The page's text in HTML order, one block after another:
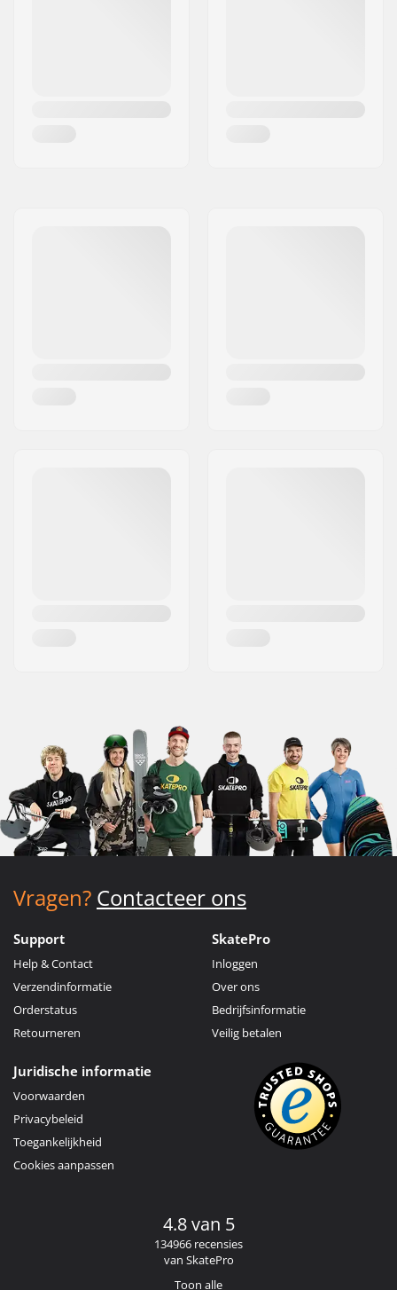
Vragen? Contacteer ons
Support
Help & Contact
Verzendinformatie
Orderstatus
Retourneren
SkatePro
Inloggen
Over ons
Bedrijfsinformatie
Veilig betalen
Juridische informatie
Voorwaarden
Privacybeleid
Toegankelijkheid
Cookies aanpassen
4.8 van 5
134966 recensies
van SkatePro
Toon alle